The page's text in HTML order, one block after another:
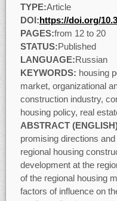
TYPE:Article
DOI:https://doi.org/
PAGES:from 12 to 20
STATUS:Published
LANGUAGE:Russian
KEYWORDS: housing
market, organizational
construction industry,
housing policy, real
ABSTRACT
promising directions
regional housing
development at the
of the regional housing
factors of influence on